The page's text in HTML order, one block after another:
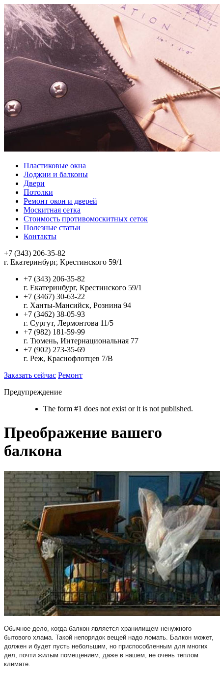
Пластиковые окна
Лоджии и балконы
Двери
Потолки
Ремонт окон и дверей
Москитная сетка
Стоимость противомоскитных сеток
Полезные статьи
Контакты
+7 (343) 206-35-82
г. Екатеринбург, Крестинского 59/1
+7 (343) 206-35-82
г. Екатеринбург, Крестинского 59/1
+7 (3467) 30-63-22
г. Ханты-Мансийск, Рознина 94
+7 (3462) 38-05-93
г. Сургут, Лермонтова 11/5
+7 (982) 181-59-99
г. Тюмень, Интернациональная 77
+7 (902) 273-35-69
г. Реж, Краснофлотцев 7/В
Заказать сейчас Ремонт
Предупреждение
The form #1 does not exist or it is not published.
Преображение вашего
балкона
Обычное дело, когда балкон является хранилищем ненужного
бытового хлама. Такой непорядок вещей надо ломать. Балкон может,
должен и будет пусть небольшим, но приспособленным для многих
дел, почти жилым помещением, даже в нашем, не очень теплом
климате.